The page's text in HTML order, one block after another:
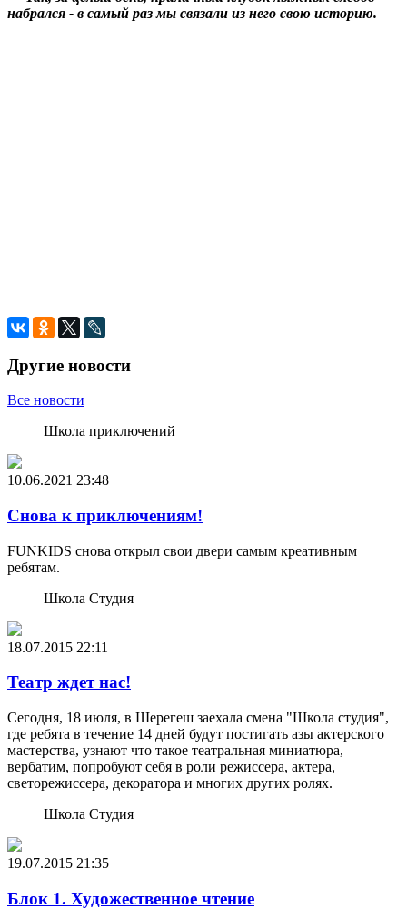
набрался - в самый раз мы связали из него свою историю.
Другие новости
Все новости
Школа приключений
10.06.2021 23:48
Снова к приключениям!
FUNKIDS снова открыл свои двери самым креативным
ребятам.
Школа Студия
18.07.2015 22:11
Театр ждет нас!
Сегодня, 18 июля, в Шерегеш заехала смена "Школа студия",
где ребята в течение 14 дней будут постигать азы актерского
мастерства, узнают что такое театральная миниатюра,
вербатим, попробуют себя в роли режиссера, актера,
светорежиссера, декоратора и многих других ролях.
Школа Студия
19.07.2015 21:35
Блок 1. Художественное чтение